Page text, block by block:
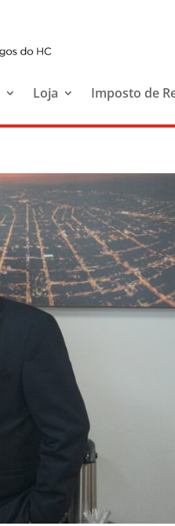
Loja Imposto de